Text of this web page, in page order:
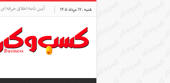
شنبه , ۱۷ مرداد ۱۴۰۵ آیین نامه اخلاق حرفه ای